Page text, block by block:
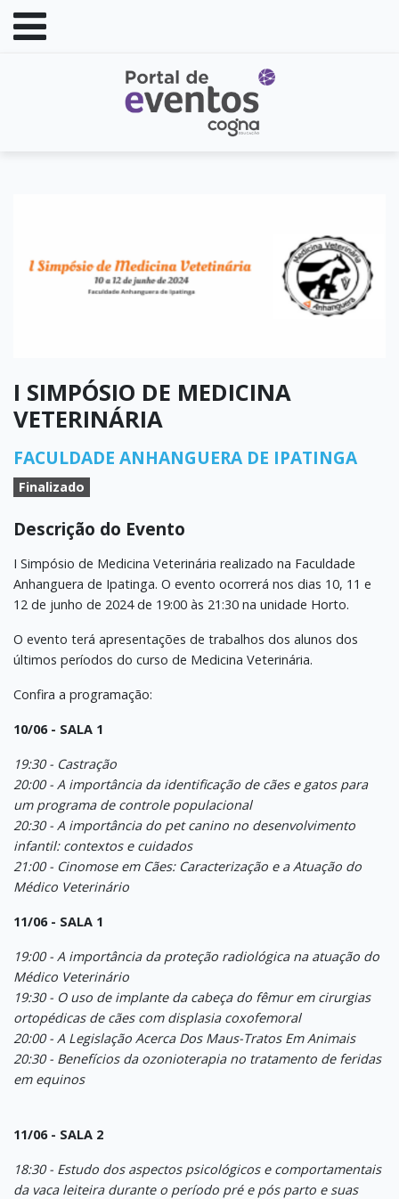
I SIMPÓSIO DE MEDICINA
VETERINÁRIA
FACULDADE ANHANGUERA DE IPATINGA
Finalizado
Descrição do Evento
I Simpósio de Medicina Veterinária realizado na Faculdade
Anhanguera de Ipatinga. O evento ocorrerá nos dias 10, 11 e
12 de junho de 2024 de 19:00 às 21:30 na unidade Horto.
O evento terá apresentações de trabalhos dos alunos dos
últimos períodos do curso de Medicina Veterinária.
Confira a programação:
10/06 - SALA 1
19:30 - Castração
20:00 - A importância da identificação de cães e gatos para
um programa de controle populacional
20:30 - A importância do pet canino no desenvolvimento
infantil: contextos e cuidados
21:00 - Cinomose em Cães: Caracterização e a Atuação do
Médico Veterinário
11/06 - SALA 1
19:00 - A importância da proteção radiológica na atuação do
Médico Veterinário
19:30 - O uso de implante da cabeça do fêmur em cirurgias
ortopédicas de cães com displasia coxofemoral
20:00 - A Legislação Acerca Dos Maus-Tratos Em Animais
20:30 - Benefícios da ozonioterapia no tratamento de feridas
em equinos
11/06 - SALA 2
18:30 - Estudo dos aspectos psicológicos e comportamentais
da vaca leiteira durante o período pré e pós parto e suas